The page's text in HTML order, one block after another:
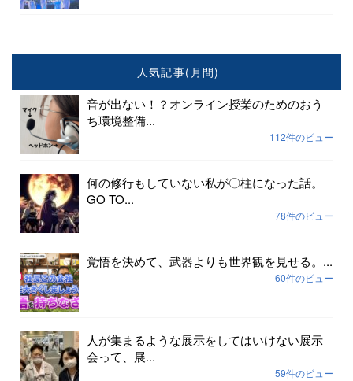
人気記事(月間)
音が出ない！？オンライン授業のためのおう
ち環境整備...
112件のビュー
何の修行もしていない私が〇柱になった話。
GO TO...
78件のビュー
覚悟を決めて、武器よりも世界観を見せる。...
60件のビュー
人が集まるような展示をしてはいけない展示
会って、展...
59件のビュー